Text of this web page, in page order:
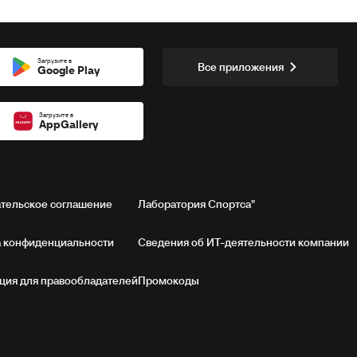
Загрузите в
Google Play
Загрузите в
AppGallery
Все приложения
соглашение
конфиденциальности
для правообладателей
Лаборатория Спортса"
Сведения об ИТ‑деятельности компании
Промокоды